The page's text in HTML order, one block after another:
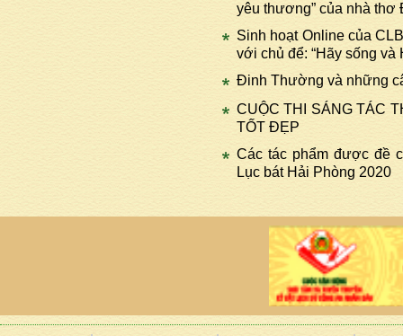
yêu thương” của nhà
Sinh hoạt Online của
với chủ để: “Hãy sống và
Đinh Thường và những
CUỘC THI SÁNG TÁC
TỐT ĐẸP
Các tác phẩm được đề
Lục bát Hải Phòng 2020